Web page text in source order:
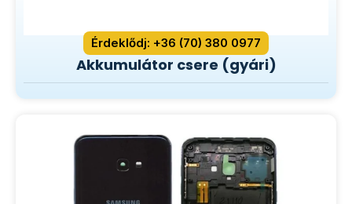
Érdeklődj: +36 (70) 380 0977
Akkumulátor csere (gyári)